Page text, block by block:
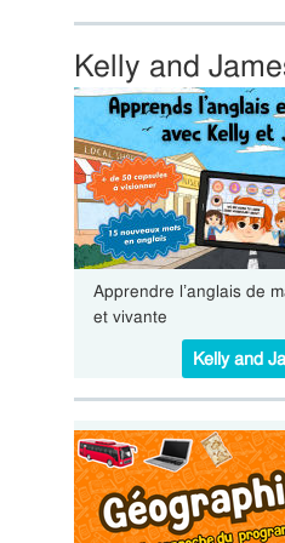
Kelly and
Apprendre l’anglais de
et vivante
Kelly and